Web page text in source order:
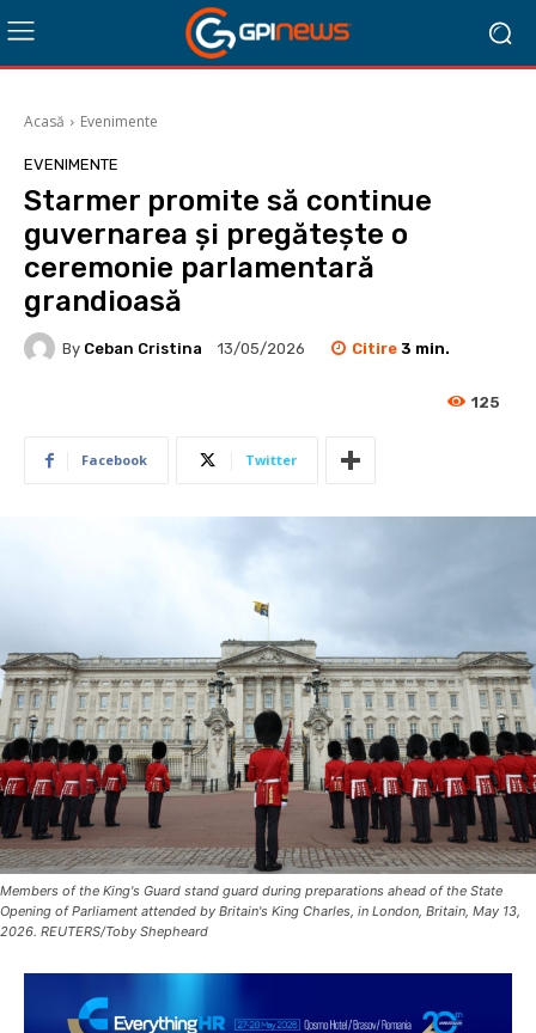
Acasă Evenimente
EVENIMENTE
Starmer promite să continue
guvernarea și pregătește o
ceremonie parlamentară
grandioasă
By Ceban Cristina 13/05/2026 Citire 3 min.
125
Facebook Twitter
Members of the King's Guard stand guard during preparations ahead of the State
Opening of Parliament attended by Britain's King Charles, in London, Britain, May 13,
2026. REUTERS/Toby Shepheard